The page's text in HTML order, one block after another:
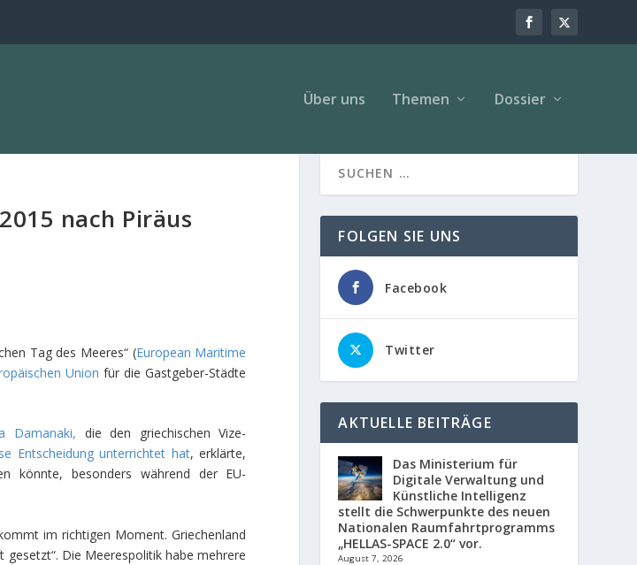
Über uns Themen Dossier
nach Piräus
Tag des Meeres“ (European Maritime
Union für die Gastgeber-Städte
Damanaki, die den griechischen Vize-
Entscheidung unterrichtet hat, erklärte,
könnte, besonders während der EU-
im richtigen Moment. Griechenland
Die Meerespolitik habe mehrere
FOLGEN SIE UNS
Facebook
Twitter
AKTUELLE BEITRÄGE
Das Ministerium für
Digitale Verwaltung und
Künstliche Intelligenz
stellt die Schwerpunkte des neuen
Nationalen Raumfahrtprogramms
„HELLAS-SPACE 2.0“ vor.
August 7, 2026